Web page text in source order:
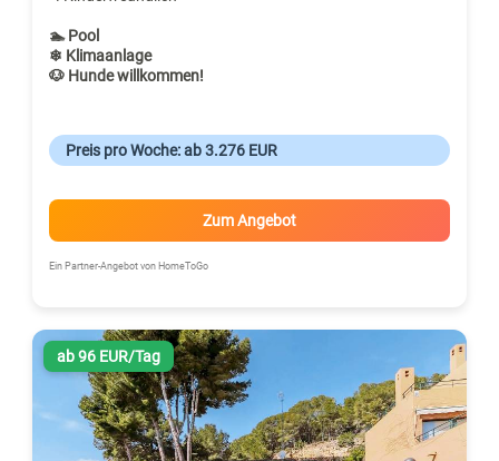
🏊 Pool
❄ Klimaanlage
🐶 Hunde willkommen!
Preis pro Woche: ab 3.276 EUR
Zum Angebot
Ein Partner-Angebot von HomeToGo
ab 96 EUR/Tag